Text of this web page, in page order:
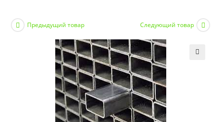
Предыдущий товар Следующий товар